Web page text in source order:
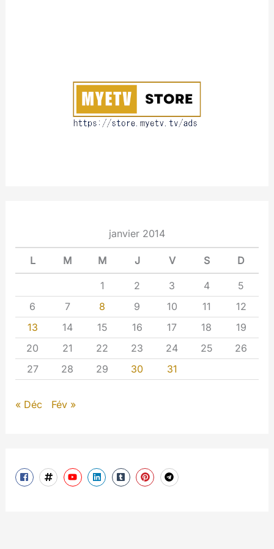
janvier 2014
L M M J V S D
1 2 3 4
5
6
7 8 9 10 11
12
13
14 15 16 17 18
19
20
21 22 23 24 25
26
27
28 29 30 31
« Déc Fév »